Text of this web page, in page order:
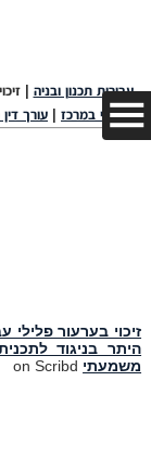
עבירות תכנון ובניה |
פלילי במרכז
עורך
זיכוי בערעור
היתר בניגוד
משמעתי